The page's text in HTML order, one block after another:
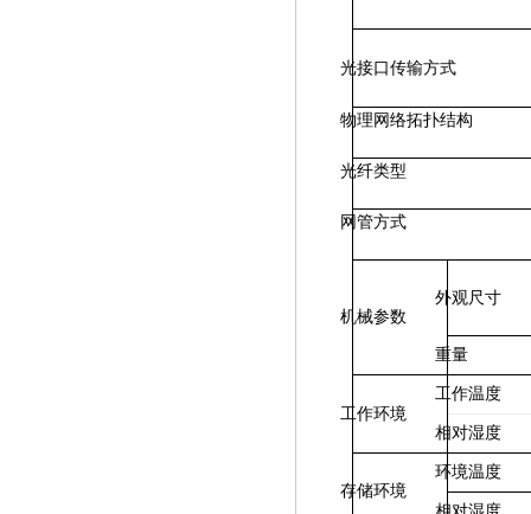
光接口传输方式
物理网络拓扑结构
光纤类型
网管方式
机械参数
外观尺寸
重量
工作环境
工作温度
相对湿度
存储环境
环境温度